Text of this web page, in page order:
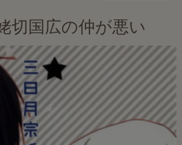
切国広の仲が悪い